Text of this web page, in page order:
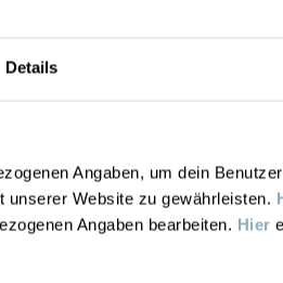
Details
Angaben, um dein
unserer Website zu gewährleisten.
Angaben bearbeiten. Hier
Größe:44-68